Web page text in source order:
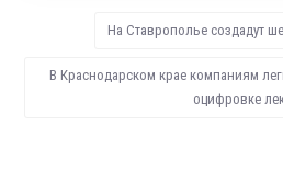
На Ставрополье создадут
В Краснодарском крае компаниям
оцифровке